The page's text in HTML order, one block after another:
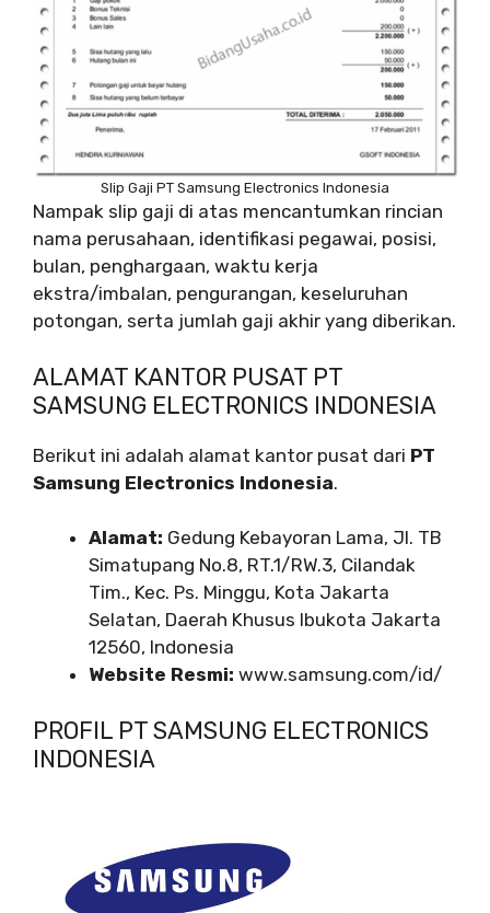
Slip Gaji PT Samsung Electronics Indonesia
Nampak slip gaji di atas mencantumkan rincian
nama perusahaan, identifikasi pegawai, posisi,
bulan, penghargaan, waktu kerja
ekstra/imbalan, pengurangan, keseluruhan
potongan, serta jumlah gaji akhir yang diberikan.
ALAMAT KANTOR PUSAT PT
SAMSUNG ELECTRONICS INDONESIA
Berikut ini adalah alamat kantor pusat dari PT
Samsung Electronics Indonesia.
Alamat: Gedung Kebayoran Lama, Jl. TB
Simatupang No.8, RT.1/RW.3, Cilandak
Tim., Kec. Ps. Minggu, Kota Jakarta
Selatan, Daerah Khusus Ibukota Jakarta
12560, Indonesia
Website Resmi: www.samsung.com/id/
PROFIL PT SAMSUNG ELECTRONICS
INDONESIA